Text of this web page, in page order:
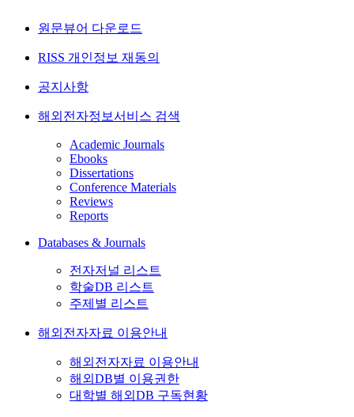
원문뷰어 다운로드
RISS 개인정보 재동의
공지사항
해외전자정보서비스 검색
Academic Journals
Ebooks
Dissertations
Conference Materials
Reviews
Reports
Databases & Journals
전자저널 리스트
학술DB 리스트
주제별 리스트
해외전자자료 이용안내
해외전자자료 이용안내
해외DB별 이용권한
대학별 해외DB 구독현황